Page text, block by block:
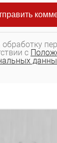
обработку
с